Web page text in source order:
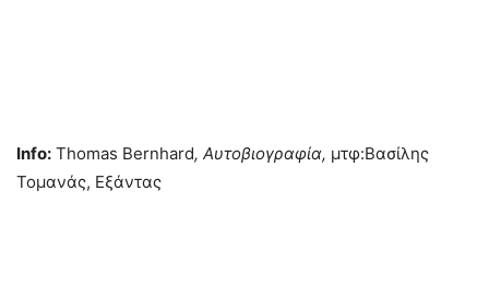
Info: Thomas Bernhard, Αυτοβιογραφία, μτφ:Βασίλης
Τομανάς, Εξάντας